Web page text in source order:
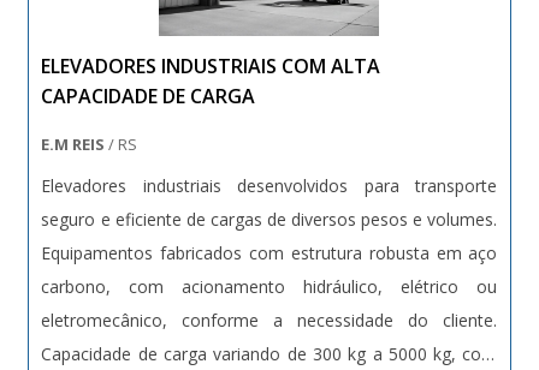
ELEVADORES INDUSTRIAIS COM ALTA
CAPACIDADE DE CARGA
E.M REIS / RS
Elevadores industriais desenvolvidos para transporte
seguro e eficiente de cargas de diversos pesos e volumes.
Equipamentos fabricados com estrutura robusta em aço
carbono, com acionamento hidráulico, elétrico ou
eletromecânico, conforme a necessidade do cliente.
Capacidade de carga variando de 300 kg a 5000 kg, com